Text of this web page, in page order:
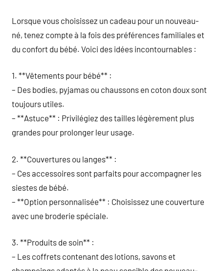
Lorsque vous choisissez un cadeau pour un nouveau-
né, tenez compte à la fois des préférences familiales et
du confort du bébé. Voici des idées incontournables :
1. **Vêtements pour bébé** :
– Des bodies, pyjamas ou chaussons en coton doux sont
toujours utiles.
– **Astuce** : Privilégiez des tailles légèrement plus
grandes pour prolonger leur usage.
2. **Couvertures ou langes** :
– Ces accessoires sont parfaits pour accompagner les
siestes de bébé.
– **Option personnalisée** : Choisissez une couverture
avec une broderie spéciale.
3. **Produits de soin** :
– Les coffrets contenant des lotions, savons et